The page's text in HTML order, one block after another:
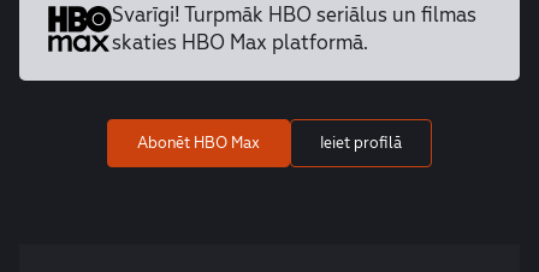
Svarīgi! Turpmāk HBO seriālus un filmas
skaties HBO Max platformā.
Abonēt HBO Max Ieiet profilā